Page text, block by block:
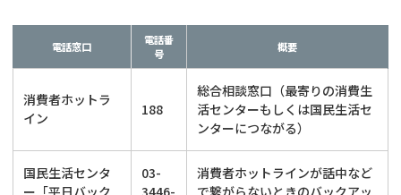
電話窓口
電話番
号
概要
消費者ホットラ
イン
188
総合相談窓口（最寄りの消費生
活センターもしくは国民生活セ
ンターにつながる）
国民生活センタ
ー「平日バック
03-
3446-
消費者ホットラインが話中など
で繋がらないときのバックアッ